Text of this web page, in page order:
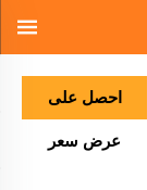
احصل على
عرض سعر